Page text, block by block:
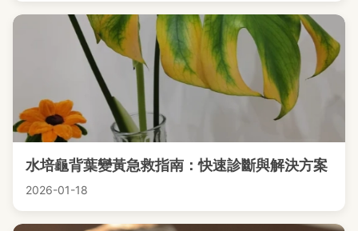
水培龜背葉變黃急救指南：快速診斷與解決方案
2026-01-18